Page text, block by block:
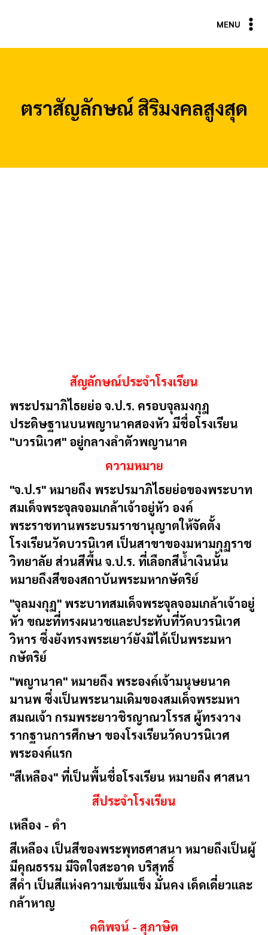
MENU
ตราสัญลักษณ์ สิริมงคลสูงสุด
สัญลักษณ์ประจำโรงเรียน
พระปรมาภิไธยย่อ จ.ป.ร. ครอบจุลมงกุฎ
ประดิษฐานบนพญานาคสองหัว มีชื่อโรงเรียน
"บวรนิเวศ" อยู่กลางลำตัวพญานาค
ความหมาย
"จ.ป.ร"หมายถึง พระปรมาภิไธยย่อของพระบาท
สมเด็จพระจุลจอมเกล้าเจ้าอยู่หัว องค์
พระราชทานพระบรมราชานุญาตให้จัดตั้ง
โรงเรียนวัดบวรนิเวศ เป็นสาขาของมหามกุฏราช
วิทยาลัย ส่วนสีพื้น จ.ป.ร. ที่เลือกสีน้ำเงินนั้น
หมายถึงสีของสถาบันพระมหากษัตริย์
"จุลมงกุฏ"พระบาทสมเด็จพระจุลจอมเกล้าเจ้าอยู่
หัว ขณะที่ทรงผนวชและประทับที่วัดบวรนิเวศ
วิหาร ซึ่งยังทรงพระเยาว์ยังมิได้เป็นพระมหา
กษัตริย์
"พญานาค"หมายถึง พระองค์เจ้ามนุษยนาค
มานพ ซึ่งเป็นพระนามเดิมของสมเด็จพระมหา
สมณเจ้า กรมพระยาวชิรญาณวโรรส ผู้ทรงวาง
รากฐานการศึกษา ของโรงเรียนวัดบวรนิเวศ
พระองค์แรก
"สีเหลือง"ที่เป็นพื้นชื่อโรงเรียน หมายถึง ศาสนา
สีประจำโรงเรียน
เหลือง - ดำ
สีเหลือง เป็นสีของพระพุทธศาสนา หมายถึงเป็นผู้
มีคุณธรรม มีจิตใจสะอาด บริสุทธิ์
สีดำ เป็นสีแห่งความเข้มแข็ง มั่นคง เด็ดเดี่ยวและ
กล้าหาญ
คติพจน์ - สุภาษิต